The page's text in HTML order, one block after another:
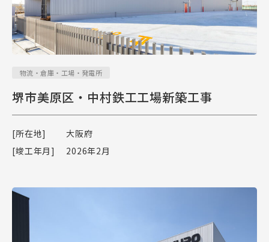
物流・倉庫・工場・発電所
堺市美原区・中村鉄工工場新築工事
[所在地]
大阪府
[竣工年月]
2026年2月